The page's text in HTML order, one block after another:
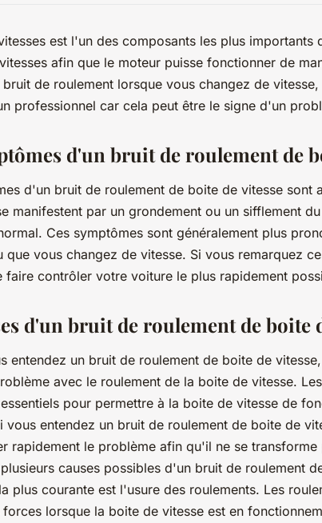
est l'un des composants les plus importants
afin que le moteur puisse fonctionner de
bruit de roulement lorsque vous changez de
professionnel car cela peut être le signe d'un
d'un bruit de roulement de
d'un bruit de roulement de boite de vitesse sont
manifestent par un grondement ou un sifflement
Ces symptômes sont généralement plus
que vous changez de vitesse. Si vous remarquez
faire contrôler votre voiture le plus rapidement
d'un bruit de roulement de boite
entendez un bruit de roulement de boite de
avec le roulement de la boite de vitesse.
pour permettre à la boite de vitesse de
vous entendez un bruit de roulement de boite de
rapidement le problème afin qu'il ne se
causes possibles d'un bruit de roulement
plus courante est l'usure des roulements. Les
forces lorsque la boite de vitesse est en